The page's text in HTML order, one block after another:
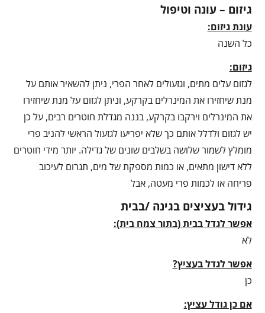
גיזום – עונה וטיפול
עונת גיזום:
כל השנה
גיזום:
לגזום עלים מתים, וגזעולים לאחר הפרי, ניתן להשאיר אותם על
מנת שיחזירו את המינרלים בקרקע, וניתן לגזום על מנת שיחזירו
את המינרלים וירקבו בקרקע, בננה מגדלת חוטרים רבים, על כן
יש לגזום ולדלל אותם כך שלא יפריעו לגזעול הראשי להניב פרי
מומלץ לשמור שלושה בשלבים שונים של גדילה. יותר מידי חוטרים
ללא דישון מתאים, או כמות מספקת של מים, תגרום לעיכוב
פריחה או לכמות פרי מעטה, אבל
גידול בעציצים בגינה /בבית
אפשר לגדל בבית (בתור צמח בית):
לא
אפשר לגדל בעציץ?
כן
אם כן גודל עציץ: